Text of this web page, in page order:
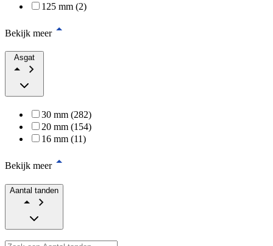
125 mm (2)
Bekijk meer
Asgat
30 mm (282)
20 mm (154)
16 mm (11)
Bekijk meer
Aantal tanden